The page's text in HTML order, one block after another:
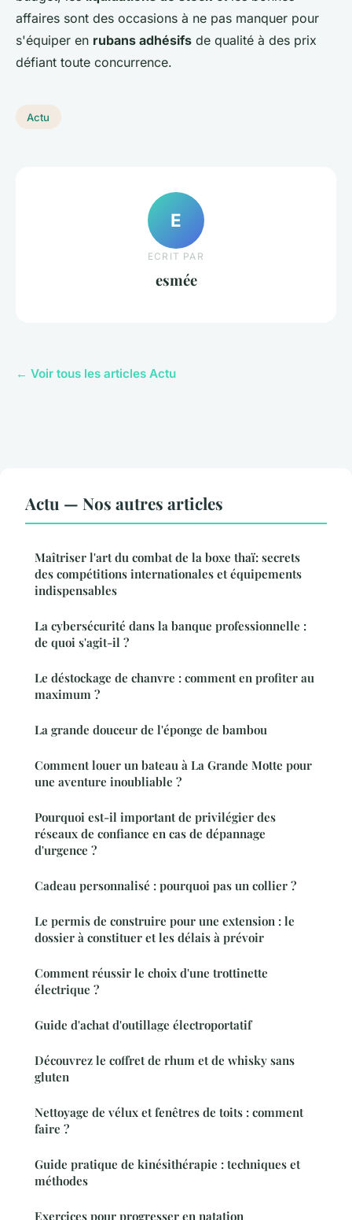
affaires sont des occasions à ne pas manquer pour
s'équiper en rubans adhésifs de qualité à des prix
défiant toute concurrence.
Actu
E
ECRIT PAR
esmée
← Voir tous les articles Actu
Actu — Nos autres articles
Maîtriser l'art du combat de la boxe thaï: secrets
des compétitions internationales et équipements
indispensables
La cybersécurité dans la banque professionnelle :
de quoi s'agit-il ?
Le déstockage de chanvre : comment en profiter au
maximum ?
La grande douceur de l'éponge de bambou
Comment louer un bateau à La Grande Motte pour
une aventure inoubliable ?
Pourquoi est-il important de privilégier des
réseaux de confiance en cas de dépannage
d'urgence ?
Cadeau personnalisé : pourquoi pas un collier ?
Le permis de construire pour une extension : le
dossier à constituer et les délais à prévoir
Comment réussir le choix d'une trottinette
électrique ?
Guide d'achat d'outillage électroportatif
Découvrez le coffret de rhum et de whisky sans
gluten
Nettoyage de vélux et fenêtres de toits : comment
faire ?
Guide pratique de kinésithérapie : techniques et
méthodes
Exercices pour progresser en natation